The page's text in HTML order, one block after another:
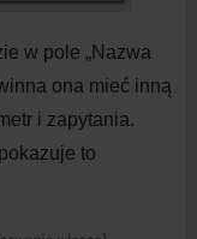
w pole „Nazwa
ona mieć inną
i zapytania.
to